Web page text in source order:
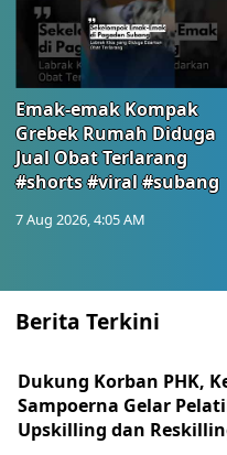
Emak-emak Kompak
Grebek Rumah Diduga
Jual Obat Terlarang
#shorts #viral #subang
7 Aug 2026, 4:05 AM
Berita Terkini
Dukung Korban PHK,
Sampoerna Gelar
Upskilling dan